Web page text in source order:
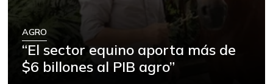
AGRO
“El sector equino aporta más de
$6 billones al PIB agro”